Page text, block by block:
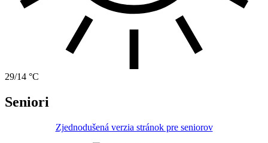
29/14 °C
Seniori
Zjednodušená verzia stránok pre seniorov